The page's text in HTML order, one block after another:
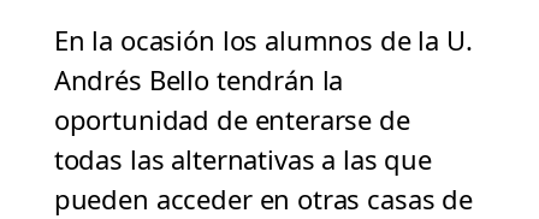
En la ocasión los alumnos de la U.
Andrés Bello tendrán la
oportunidad de enterarse de
todas las alternativas a las que
pueden acceder en otras casas de